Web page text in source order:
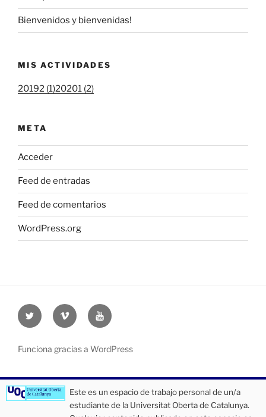
Bienvenidos y bienvenidas!
MIS ACTIVIDADES
20192 (1)20201 (2)
META
Acceder
Feed de entradas
Feed de comentarios
WordPress.org
Twitter
UOC
Vimeo
UOC
Youtube
UOC
Funciona gracias a WordPress
Este es un espacio de trabajo personal de un/a
estudiante de la Universitat Oberta de Catalunya.